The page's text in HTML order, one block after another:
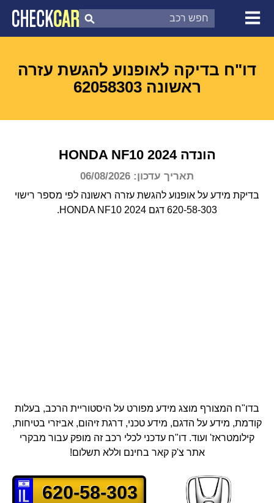
צ'ק קאר
דוח בדיקת רכב
דו"ח בדיקה לאופנוע להגשת עזרה
ראשונה 62058303
הונדה HONDA NF10 2024
תאריך עדכון: 06/08/2026
בדיקת מידע על אופנוע להגשת עזרה ראשונה לפי מספר רישוי
620-58-303 דגם HONDA NF10 2024.
בדו"ח המצורף מוצג מידע מפורט על היסטוריית הרכב, בעלות
קודמת, מידע על הדגם, מידע טכני, דרגת זיהום, אביזרי בטיחות,
קילומטראז' ועוד. דו"ח עדכני לכלי רכב זה מופק עבור מבקרי
אתר צ'ק קאר בחינם וללא תשלום!
620-58-303